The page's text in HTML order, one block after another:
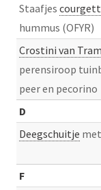
Staafjes
hummus (OFYR)
Crostini van
perensiroop
peer en pecorino
D
Deegschuitje
F